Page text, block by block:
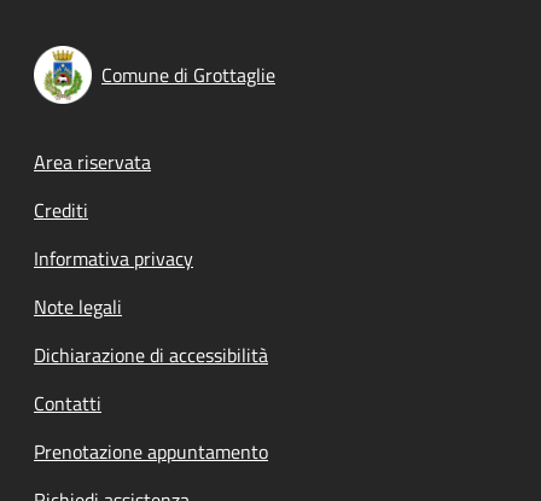
Comune di Grottaglie
Footer menu
Area riservata
Crediti
Informativa privacy
Note legali
Dichiarazione di accessibilità
Contatti
Prenotazione appuntamento